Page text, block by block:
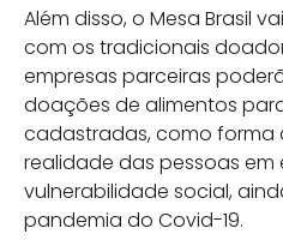
Além disso, o Mesa Brasil
com os tradicionais
empresas parceiras
doações de alimentos
cadastradas, como forma
realidade das pessoas em
vulnerabilidade social,
pandemia do Covid-19.